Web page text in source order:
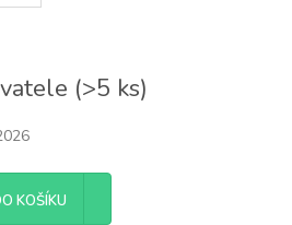
(>5 ks)
KOŠÍKU